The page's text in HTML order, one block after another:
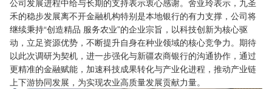
公司发展进程中给与长期的支持表示衷心感谢。舍亚玲表示，九圣
禾的稳步发展离不开金融机构特别是本地银行的有力支撑，公司将
继续秉持“创造精品 服务农业”的企业宗旨，以科技创新为核心驱
动，立足资源优势，不断提升自身在种业领域的核心竞争力。期待
以此次调研为契机，进一步强化与新疆农商银行的沟通协作，通过
更精准的金融赋能，加速科技成果转化与产业化进程，推动产业链
上下游协同发展，为实现农业高质量发展贡献力量。